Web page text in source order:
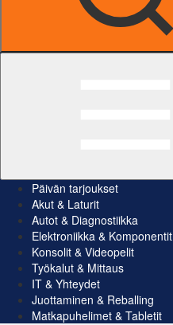
Päivän tarjoukset
Akut & Laturit
Autot & Diagnostiikka
Elektroniikka & Komponentit
Konsolit & Videopelit
Työkalut & Mittaus
IT & Yhteydet
Juottaminen & Reballing
Matkapuhelimet & Tabletit